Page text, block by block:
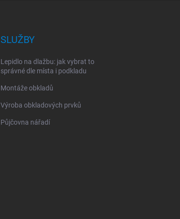
SLUŽBY
Lepidlo na dlažbu: jak vybrat to
správné dle místa i podkladu
Montáže obkladů
Výroba obkladových prvků
Půjčovna nářadí